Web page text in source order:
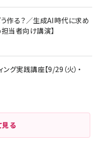
をもっと見る
ないケーブル 240W 結束バン
シリコン素材採用 iPhone
iPad Pro MacBook
ミッドナイトブラック)
作る？／生成AI時代に求め
当者向け講演】
実践講座【9/29（火）・
見る